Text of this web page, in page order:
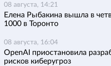
08 августа, 14:21
Елена Рыбакина вышла в
1000 в Торонто
08 августа, 16:04
OpenAI приостановила
рисков киберугроз